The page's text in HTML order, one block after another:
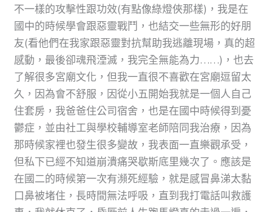
不一樣的攻擊性跟功效(有點像綠燈俠那樣)，我是在
國中的時候學會跟惡靈戰鬥，也結交一些無形的好朋
友(看他們在我家跟惡靈對抗幫助我逃離現場，真的超
感動，最後卻魂飛湮滅，我完全無能為力……)，也去
了解很多宮廟文化，但我一直很不喜歡在宮廟逗留太
久，因為會不舒服，因從小五開始我就是一個人自己
住套房，我爸爸住公司宿舍，也是在國中時候得到憂
鬱症，並由社工與學校輔導室老師陪同我治療，因為
那時候家裡也發生很多變故，我表面一直樂觀承受，
但私下已經不知道崩潰痛哭歇斯底里幾次了。應該是
在國二的時候第一次有瀕死經驗，就是感冒鼻涕太黏
口鼻被堵住，長時間無法呼吸，直到我打電話叫救護